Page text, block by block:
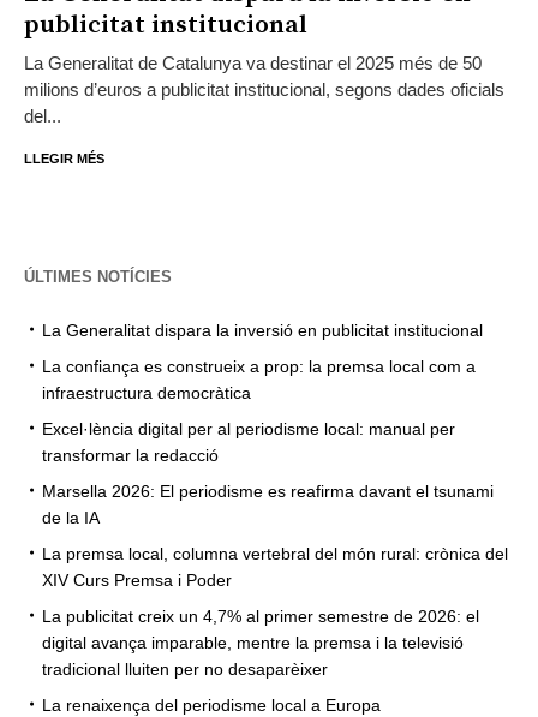
publicitat institucional
La Generalitat de Catalunya va destinar el 2025 més de 50
milions d’euros a publicitat institucional, segons dades oficials
del...
LLEGIR MÉS
ÚLTIMES NOTÍCIES
La Generalitat dispara la inversió en publicitat institucional
La confiança es construeix a prop: la premsa local com a
infraestructura democràtica
Excel·lència digital per al periodisme local: manual per
transformar la redacció
Marsella 2026: El periodisme es reafirma davant el tsunami
de la IA
La premsa local, columna vertebral del món rural: crònica del
XIV Curs Premsa i Poder
La publicitat creix un 4,7% al primer semestre de 2026: el
digital avança imparable, mentre la premsa i la televisió
tradicional lluiten per no desaparèixer
La renaixença del periodisme local a Europa